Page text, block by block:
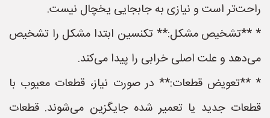
راحت‌تر است و نیازی به جابجایی یخچال نیست.
* **تشخیص مشکل:** تکنسین ابتدا مشکل را تشخیص
می‌دهد و علت اصلی خرابی را پیدا می‌کند.
* **تعویض قطعات:** در صورت نیاز، قطعات معیوب با
قطعات جدید یا تعمیر شده جایگزین می‌شوند. قطعات